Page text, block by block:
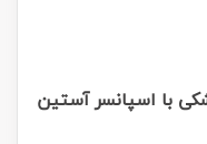
با اسپانسر آستین